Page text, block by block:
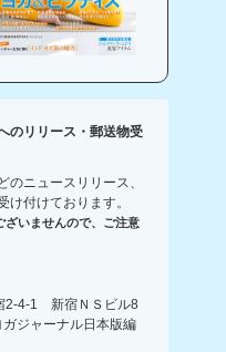
のリリース・郵送物受
ニュースリリース、
付けております。
いませんので、ご注意
2-4-1 新宿ＮＳビル8
ジャーナル日本版編